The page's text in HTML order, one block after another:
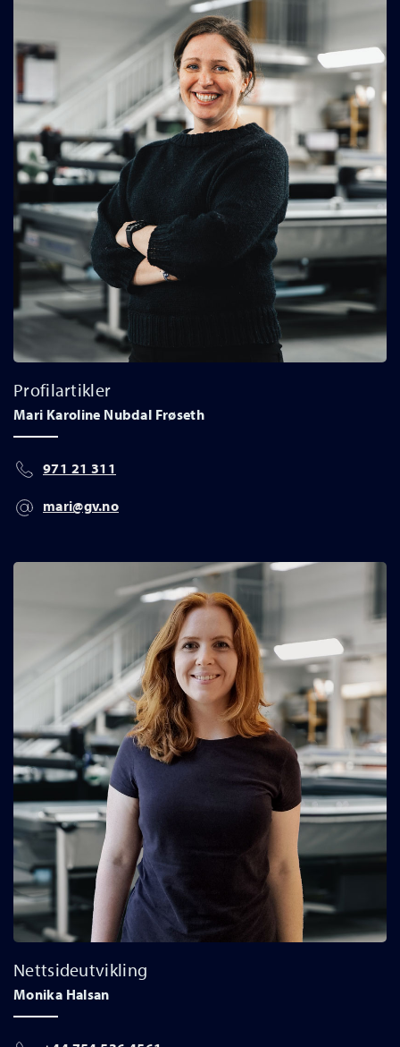
Profilartikler
Mari Karoline Nubdal Frøseth
971 21 311
mari@gv.no
Nettsideutvikling
Monika Halsan